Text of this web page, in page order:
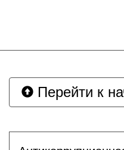
Перейти к